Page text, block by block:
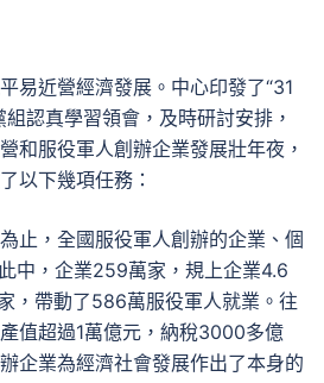
易近營經濟發展。中心印發了“31
認真學習領會，及時研討安排，
和服役軍人創辦企業發展壯年夜，
以下幾項任務：
止，全國服役軍人創辦的企業、個
中，企業259萬家，規上企業4.6
，帶動了586萬服役軍人就業。往
值超過1萬億元，納稅3000多億
企業為經濟社會發展作出了本身的